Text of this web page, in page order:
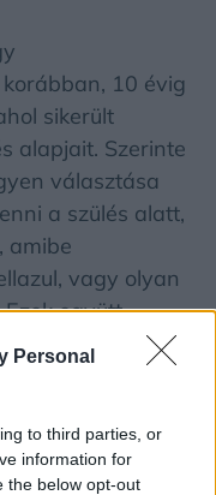
Personal
to third parties, or
information for
the below opt-out
10 évig
sikerült
alapjait. Szerinte
választása
a szülés alatt,
amibe
vagy olyan
együtt
abban,
a szülés.
gátmetszésre